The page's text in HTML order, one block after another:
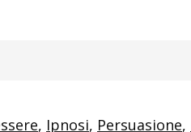
, Ipnosi, Persuasione,